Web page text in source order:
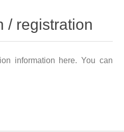
/ registration
information here. You can